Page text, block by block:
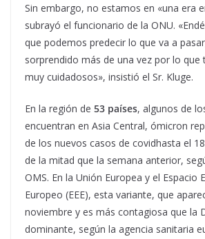
Sin embargo, no estamos en «una era
subrayó el funcionario de la ONU.
que podemos predecir lo que va a
sorprendido más de una vez por lo que
muy cuidadosos», insistió el Sr. Kluge.
En la región de 53 países, algunos de
encuentran en Asia Central, ómicron
de los nuevos casos de covidhasta el
de la mitad que la semana anterior,
OMS. En la Unión Europea y el Espacio
Europeo (EEE), esta variante, que
noviembre y es más contagiosa que la
dominante, según la agencia sanitaria